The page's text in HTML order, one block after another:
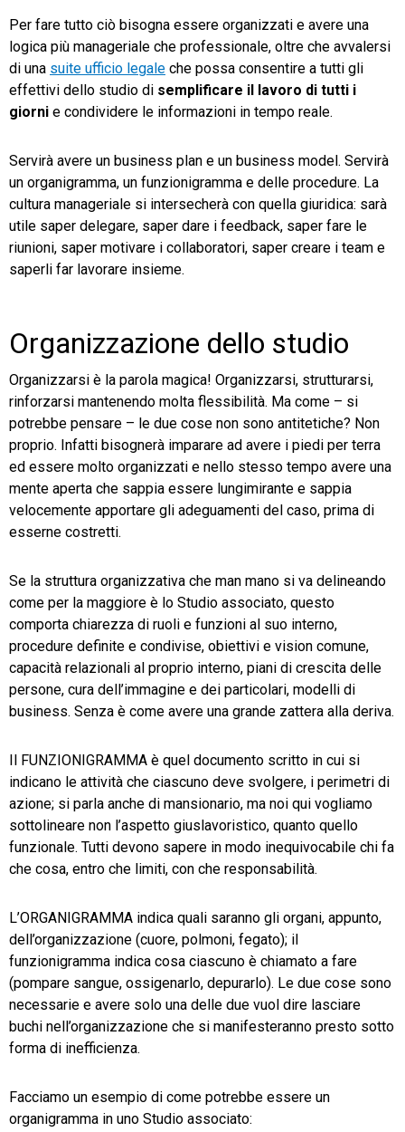
Per fare tutto ciò bisogna essere organizzati e avere una
logica più manageriale che professionale, oltre che avvalersi
di una suite ufficio legale che possa consentire a tutti gli
effettivi dello studio di semplificare il lavoro di tutti i
giorni e condividere le informazioni in tempo reale.
Servirà avere un business plan e un business model. Servirà
un organigramma, un funzionigramma e delle procedure. La
cultura manageriale si intersecherà con quella giuridica: sarà
utile saper delegare, saper dare i feedback, saper fare le
riunioni, saper motivare i collaboratori, saper creare i team e
saperli far lavorare insieme.
Organizzazione dello studio
Organizzarsi è la parola magica! Organizzarsi, strutturarsi,
rinforzarsi mantenendo molta flessibilità. Ma come – si
potrebbe pensare – le due cose non sono antitetiche? Non
proprio. Infatti bisognerà imparare ad avere i piedi per terra
ed essere molto organizzati e nello stesso tempo avere una
mente aperta che sappia essere lungimirante e sappia
velocemente apportare gli adeguamenti del caso, prima di
esserne costretti.
Se la struttura organizzativa che man mano si va delineando
come per la maggiore è lo Studio associato, questo
comporta chiarezza di ruoli e funzioni al suo interno,
procedure definite e condivise, obiettivi e vision comune,
capacità relazionali al proprio interno, piani di crescita delle
persone, cura dell’immagine e dei particolari, modelli di
business. Senza è come avere una grande zattera alla deriva.
Il FUNZIONIGRAMMA è quel documento scritto in cui si
indicano le attività che ciascuno deve svolgere, i perimetri di
azione; si parla anche di mansionario, ma noi qui vogliamo
sottolineare non l’aspetto giuslavoristico, quanto quello
funzionale. Tutti devono sapere in modo inequivocabile chi fa
che cosa, entro che limiti, con che responsabilità.
L’ORGANIGRAMMA indica quali saranno gli organi, appunto,
dell’organizzazione (cuore, polmoni, fegato); il
funzionigramma indica cosa ciascuno è chiamato a fare
(pompare sangue, ossigenarlo, depurarlo). Le due cose sono
necessarie e avere solo una delle due vuol dire lasciare
buchi nell’organizzazione che si manifesteranno presto sotto
forma di inefficienza.
Facciamo un esempio di come potrebbe essere un
organigramma in uno Studio associato: